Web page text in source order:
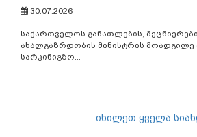
30.07.2026
საქართველოს განათლების,
ახალგაზრდობის მინისტრის მოადგილე
სარკინიგზო...
იხილეთ ყველა